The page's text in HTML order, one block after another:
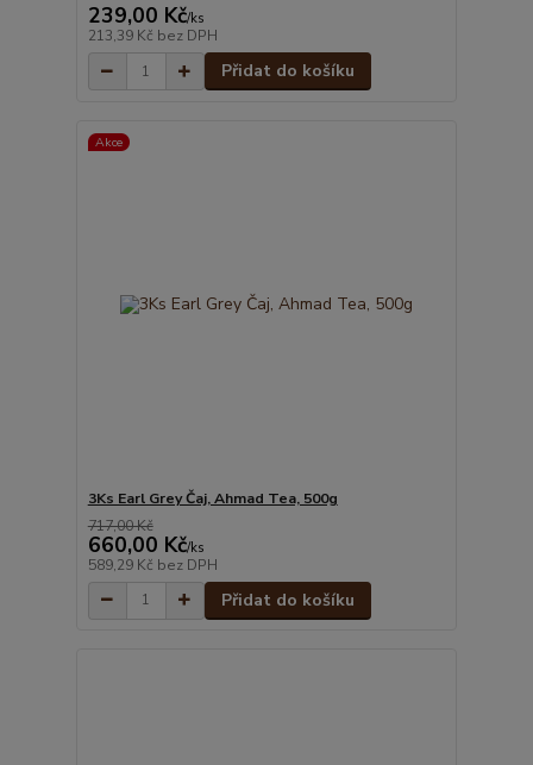
239,00 Kč/ks
213,39 Kč bez DPH
Přidat do košíku
Akce
3Ks Earl Grey Čaj, Ahmad Tea, 500g
717,00 Kč
660,00 Kč/ks
589,29 Kč bez DPH
Přidat do košíku